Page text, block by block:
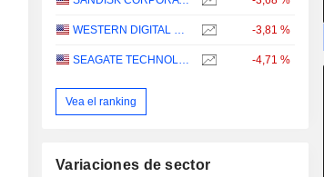
WESTERN DIGITAL CORPORATION -3,81 %
SEAGATE TECHNOLOGY HOLDINGS PLC -4,71 %
Vea el ranking
Variaciones de sector